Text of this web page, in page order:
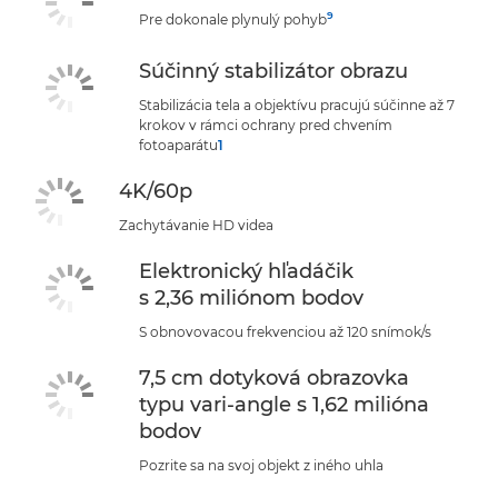
Pre dokonale plynulý pohyb9
Súčinný stabilizátor obrazu
Stabilizácia tela a objektívu pracujú súčinne až 7
krokov v rámci ochrany pred chvením
fotoaparátu1
4K/60p
Zachytávanie HD videa
Elektronický hľadáčik
s 2,36 miliónom bodov
S obnovovacou frekvenciou až 120 snímok/s
7,5 cm dotyková obrazovka
typu vari-angle s 1,62 milióna
bodov
Pozrite sa na svoj objekt z iného uhla